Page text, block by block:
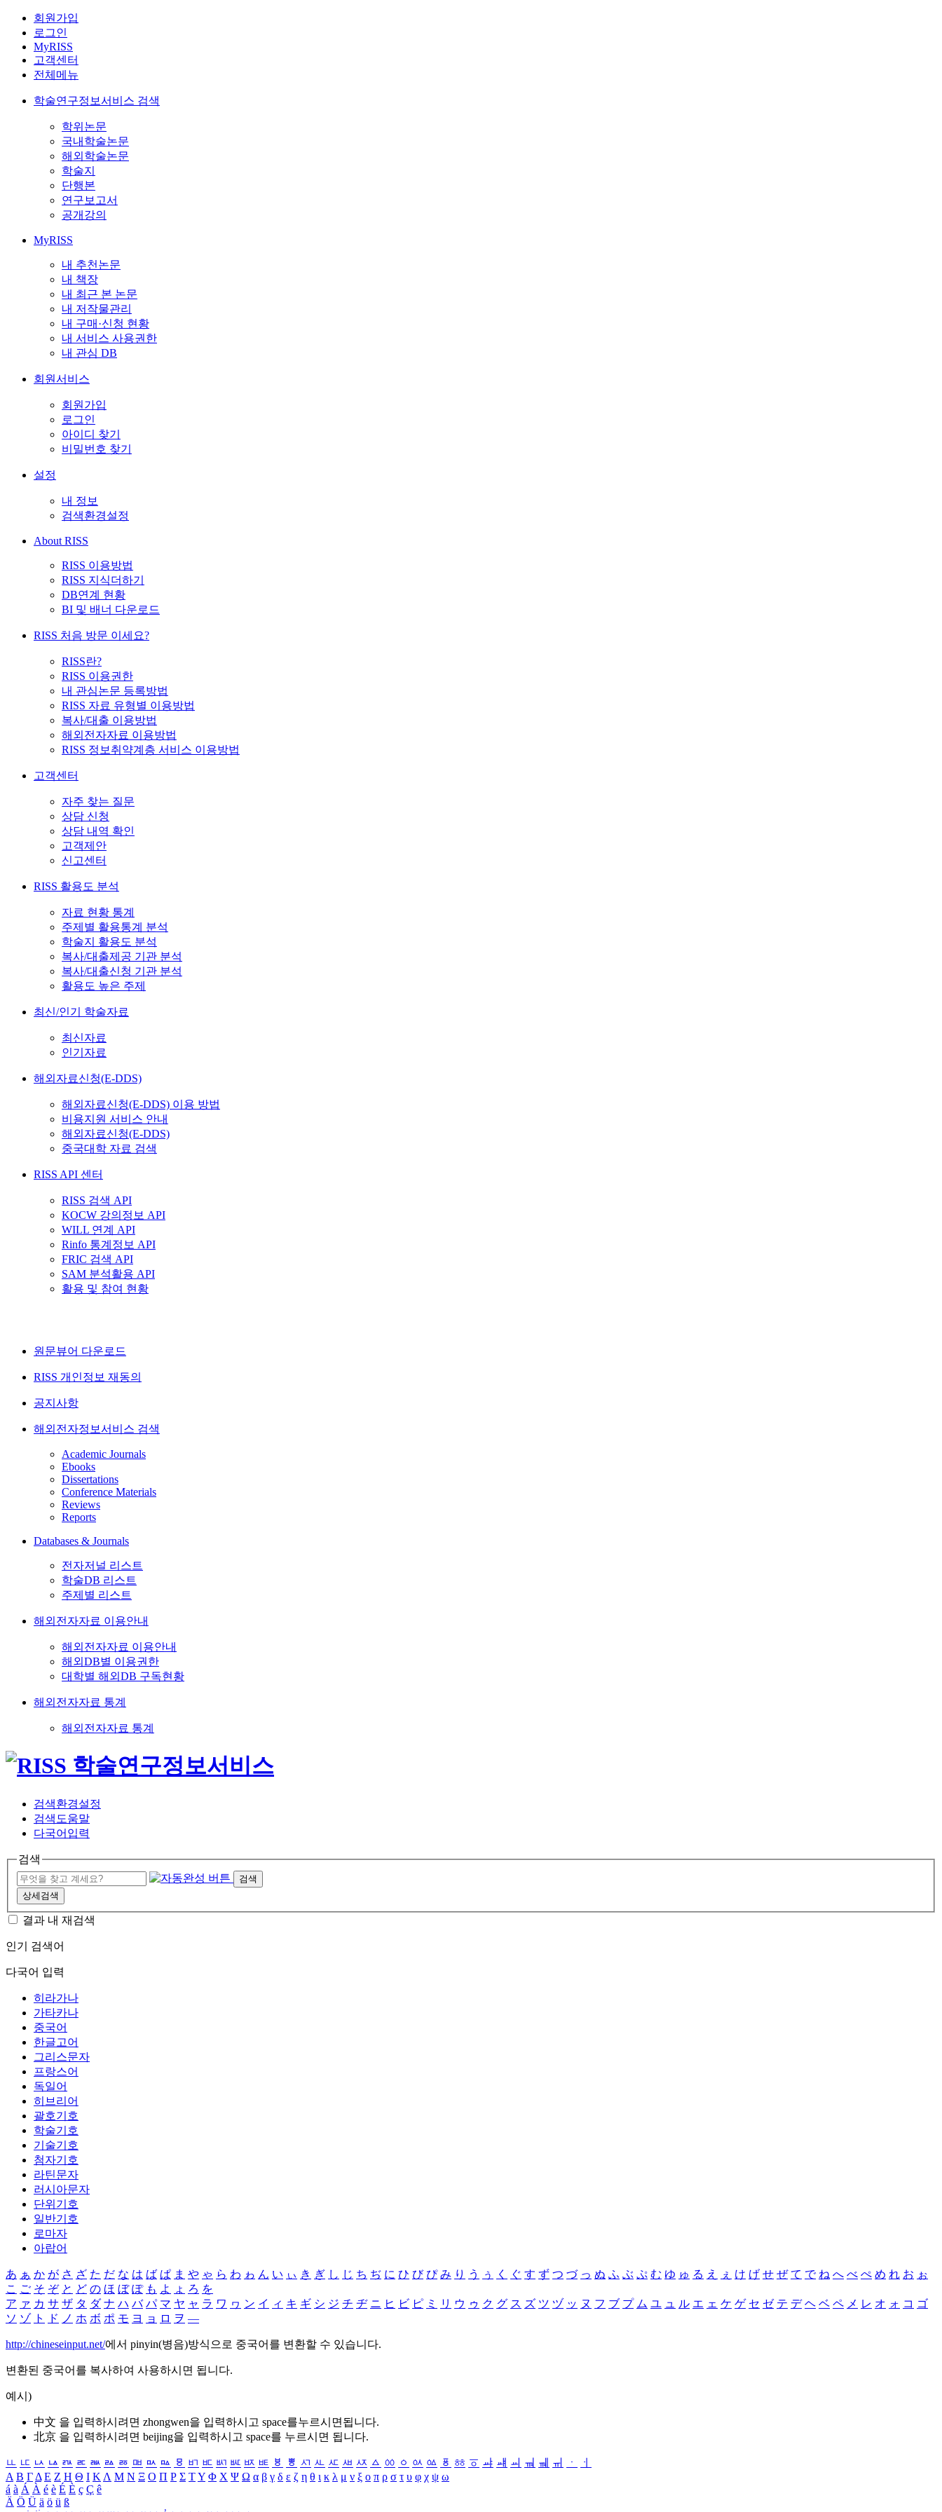
회원가입
로그인
MyRISS
고객센터
전체메뉴
학술연구정보서비스 검색
학위논문
국내학술논문
해외학술논문
학술지
단행본
연구보고서
공개강의
MyRISS
내 추천논문
내 책장
내 최근 본 논문
내 저작물관리
내 구매·신청 현황
내 서비스 사용권한
내 관심 DB
회원서비스
회원가입
로그인
아이디 찾기
비밀번호 찾기
설정
내 정보
검색환경설정
About RISS
RISS 이용방법
RISS 지식더하기
DB연계 현황
BI 및 배너 다운로드
RISS 처음 방문 이세요?
RISS란?
RISS 이용권한
내 관심논문 등록방법
RISS 자료 유형별 이용방법
복사/대출 이용방법
해외전자자료 이용방법
RISS 정보취약계층 서비스 이용방법
고객센터
자주 찾는 질문
상담 신청
상담 내역 확인
고객제안
신고센터
RISS 활용도 분석
자료 현황 통계
주제별 활용통계 분석
학술지 활용도 분석
복사/대출제공 기관 분석
복사/대출신청 기관 분석
활용도 높은 주제
최신/인기 학술자료
최신자료
인기자료
해외자료신청(E-DDS)
해외자료신청(E-DDS) 이용 방법
비용지원 서비스 안내
해외자료신청(E-DDS)
중국대학 자료 검색
RISS API 센터
RISS 검색 API
KOCW 강의정보 API
WILL 연계 API
Rinfo 통계정보 API
FRIC 검색 API
SAM 분석활용 API
활용 및 참여 현황
원문뷰어 다운로드
RISS 개인정보 재동의
공지사항
해외전자정보서비스 검색
Academic Journals
Ebooks
Dissertations
Conference Materials
Reviews
Reports
Databases & Journals
전자저널 리스트
학술DB 리스트
주제별 리스트
해외전자자료 이용안내
해외전자자료 이용안내
해외DB별 이용권한
대학별 해외DB 구독현황
해외전자자료 통계
해외전자자료 통계
검색환경설정
검색도움말
다국어입력
검색
검색
상세검색
결과 내 재검색
인기 검색어
다국어 입력
히라가나
가타카나
중국어
한글고어
그리스문자
프랑스어
독일어
히브리어
괄호기호
학술기호
기술기호
첨자기호
라틴문자
러시아문자
단위기호
일반기호
로마자
아랍어
あ ぁ か が さ ざ た だ な は ば ぱ ま や ゃ ら わ ゎ ん い ぃ き ぎ し じ ち ぢ に ひ び ぴ み り う ぅ く ぐ す ず つ づ っ ぬ ふ ぶ ぷ む ゆ ゅ る え ぇ け げ せ ぜ て で ね へ べ ぺ め れ お ぉ
こ ご そ ぞ と ど の ほ ぼ ぽ も よ ょ ろ を
ア ァ カ サ ザ タ ダ ナ ハ バ パ マ ヤ ャ ラ ワ ヮ ン イ ィ キ ギ シ ジ チ ヂ ニ ヒ ビ ピ ミ リ ウ ゥ ク グ ス ズ ツ ヅ ッ ヌ フ ブ プ ム ユ ュ ル エ ェ ケ ゲ セ ゼ テ デ ヘ ベ ペ メ レ オ ォ コ ゴ
ソ ゾ ト ド ノ ホ ボ ポ モ ヨ ョ ロ ヲ ―
http://chineseinput.net/에서 pinyin(병음)방식으로 중국어를 변환할 수 있습니다.
변환된 중국어를 복사하여 사용하시면 됩니다.
예시)
中文 을 입력하시려면 zhongwen을 입력하시고 space를누르시면됩니다.
北京 을 입력하시려면 beijing을 입력하시고 space를 누르시면 됩니다.
ㅥ ㅦ ㅧ ㅨ ㅩ ㅪ ㅫ ㅬ ㅭ ㅮ ㅯ ㅰ ㅱ ㅲ ㅳ ㅴ ㅵ ㅶ ㅷ ㅸ ㅹ ㅺ ㅻ ㅼ ㅽ ㅾ ㅿ ㆀ ㆁ ㆂ ㆃ ㆄ ㆅ ㆆ ㆇ ㆈ ㆉ ㆊ ㆋ ㆌ ㆍ
ㆎ
Α Β ΓΔ Ε Ζ Η Θ Ι ΚΛ Μ Ν Ξ Ο Π Ρ Σ ΤΥ Φ Χ Ψ Ω α β γ δ ε ζ η θ ι κ λ μ ν ξ ο π ρ σ τ υ φ χ ψ ω
á à Á À é è É È ç Ç ê
Ä Ö Ü ä ö ü ß